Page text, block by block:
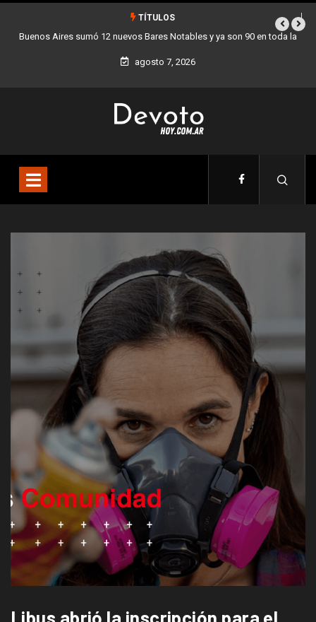
TÍTULOS
en toda la Los stands móviles de la Ciudad llegan esta semana a Villa
agosto 7, 2026
Libus abrió la inscripción para el